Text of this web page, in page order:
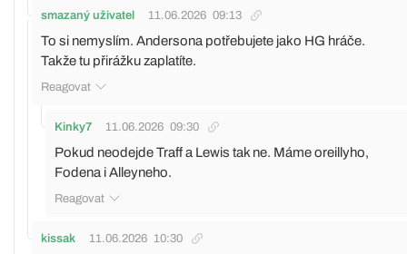
smazaný uživatel 11.06.2026 09:13
To si nemyslím. Andersona potřebujete jako HG hráče.
Takže tu přirážku zaplatíte.
Reagovat
Kinky7 11.06.2026 09:30
Pokud neodejde Traff a Lewis tak ne. Máme oreillyho,
Fodena i Alleyneho.
Reagovat
kissak 11.06.2026 10:30